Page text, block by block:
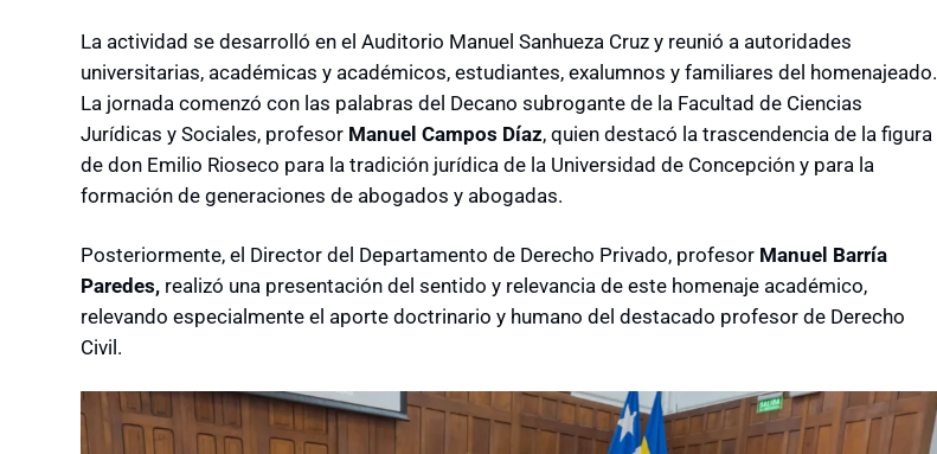
La actividad se desarrolló en el Auditorio Manuel Sanhueza Cruz y reunió a autoridades
universitarias, académicas y académicos, estudiantes, exalumnos y familiares del homenajeado.
La jornada comenzó con las palabras del Decano subrogante de la Facultad de Ciencias
Jurídicas y Sociales, profesor Manuel Campos Díaz, quien destacó la trascendencia de la figura
de don Emilio Rioseco para la tradición jurídica de la Universidad de Concepción y para la
formación de generaciones de abogados y abogadas.
Posteriormente, el Director del Departamento de Derecho Privado, profesor Manuel Barría
Paredes, realizó una presentación del sentido y relevancia de este homenaje académico,
relevando especialmente el aporte doctrinario y humano del destacado profesor de Derecho
Civil.